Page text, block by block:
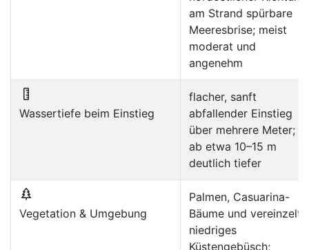
am Strand spürbare
Meeresbrise; meist
moderat und
angenehm
Wassertiefe beim Einstieg
flacher, sanft
abfallender Einstieg
über mehrere Meter;
ab etwa 10–15 m
deutlich tiefer
Vegetation & Umgebung
Palmen, Casuarina-
Bäume und vereinzelt
niedriges
Küstengebüsch;